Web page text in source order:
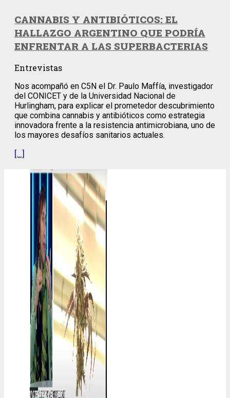
CANNABIS Y ANTIBIÓTICOS: EL
HALLAZGO ARGENTINO QUE PODRÍA
ENFRENTAR A LAS SUPERBACTERIAS
Entrevistas
Nos acompañó en C5N el Dr. Paulo Maffía, investigador
del CONICET y de la Universidad Nacional de
Hurlingham, para explicar el prometedor descubrimiento
que combina cannabis y antibióticos como estrategia
innovadora frente a la resistencia antimicrobiana, uno de
los mayores desafíos sanitarios actuales.
[…]